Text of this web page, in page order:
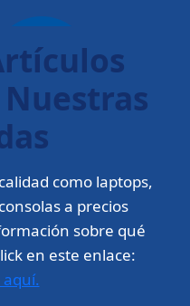
como laptops,
a precios
sobre qué
en este enlace:
aquí.